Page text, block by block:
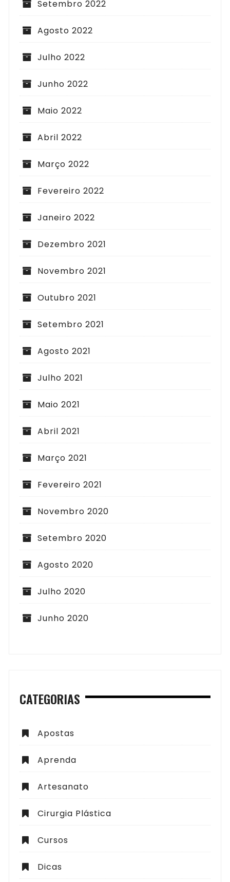
Setembro 2022
Agosto 2022
Julho 2022
Junho 2022
Maio 2022
Abril 2022
Março 2022
Fevereiro 2022
Janeiro 2022
Dezembro 2021
Novembro 2021
Outubro 2021
Setembro 2021
Agosto 2021
Julho 2021
Maio 2021
Abril 2021
Março 2021
Fevereiro 2021
Novembro 2020
Setembro 2020
Agosto 2020
Julho 2020
Junho 2020
CATEGORIAS
Apostas
Aprenda
Artesanato
Cirurgia Plástica
Cursos
Dicas